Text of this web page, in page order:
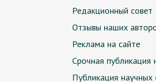
Редакционный совет
Отзывы наших
Реклама на сайте
Срочная публикация
Публикация научных